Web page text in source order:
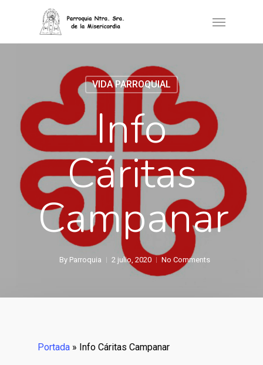
VIDA PARROQUIAL
Info
Cáritas
Campanar
By Parroquia 2 julio, 2020 No Comments
Portada » Info Cáritas Campanar